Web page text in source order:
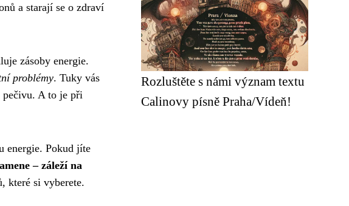
a starají se o zdraví
zásoby energie.
problémy. Tuky vás
pečivu. A to je při
energie. Pokud jíte
– záleží na
které si vyberete.
Rozluštěte s námi význam textu
Calinovy písně Praha/Vídeň!